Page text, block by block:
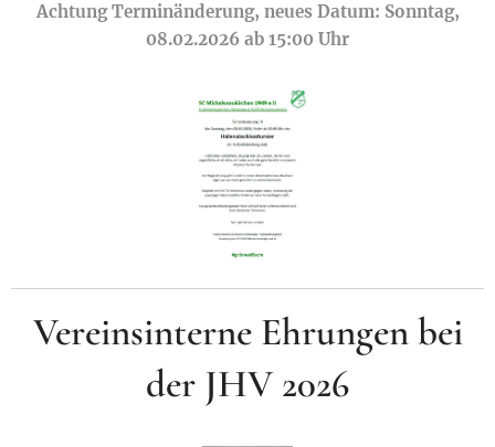
Achtung Terminänderung, neues Datum: Sonntag,
08.02.2026 ab 15:00 Uhr
Vereinsinterne Ehrungen bei
der JHV 2026